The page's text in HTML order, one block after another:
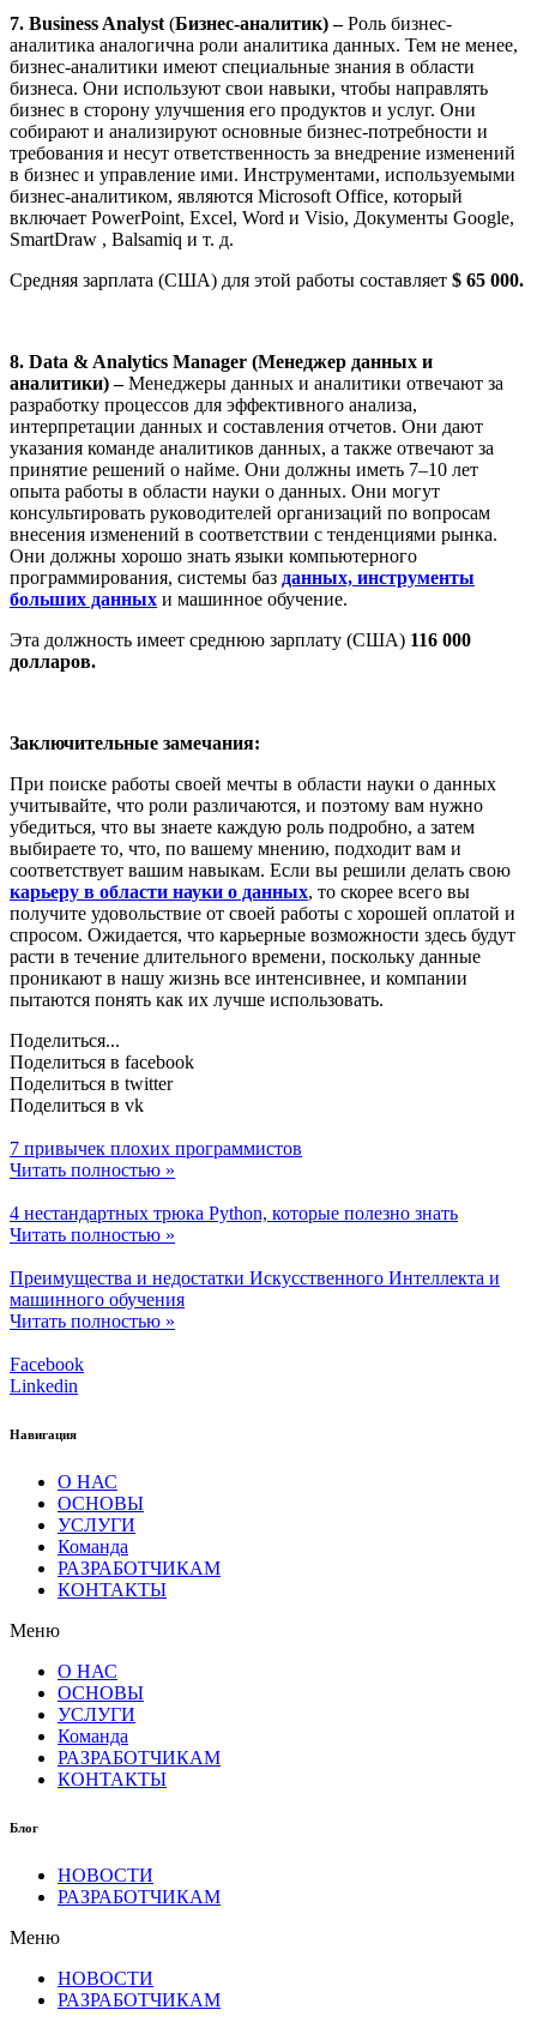
7. Business Analyst (Бизнес-аналитик) –Роль бизнес-
аналитика аналогична роли аналитика данных. Тем не менее,
бизнес-аналитики имеют специальные знания в области
бизнеса. Они используют свои навыки, чтобы направлять
бизнес в сторону улучшения его продуктов и услуг. Они
собирают и анализируют основные бизнес-потребности и
требования и несут ответственность за внедрение изменений
в бизнес и управление ими. Инструментами, используемыми
бизнес-аналитиком, являются Microsoft Office, который
включает PowerPoint, Excel, Word и Visio, Документы Google,
SmartDraw , Balsamiq и т. д.
Средняя зарплата (США) для этой работы составляет $ 65 000.
8. Data & Analytics Manager (Менеджер данных и
аналитики) –Менеджеры данных и аналитики отвечают за
разработку процессов для эффективного анализа,
интерпретации данных и составления отчетов. Они дают
указания команде аналитиков данных, а также отвечают за
принятие решений о найме. Они должны иметь 7–10 лет
опыта работы в области науки о данных. Они могут
консультировать руководителей организаций по вопросам
внесения изменений в соответствии с тенденциями рынка.
Они должны хорошо знать языки компьютерного
программирования, системы баз данных, инструменты
больших данных и машинное обучение.
Эта должность имеет среднюю зарплату (США) 116 000
долларов.
Заключительные замечания:
При поиске работы своей мечты в области науки о данных
учитывайте, что роли различаются, и поэтому вам нужно
убедиться, что вы знаете каждую роль подробно, а затем
выбираете то, что, по вашему мнению, подходит вам и
соответствует вашим навыкам. Если вы решили делать свою
карьеру в области науки о данных, то скорее всего вы
получите удовольствие от своей работы с хорошей оплатой и
спросом. Ожидается, что карьерные возможности здесь будут
расти в течение длительного времени, поскольку данные
проникают в нашу жизнь все интенсивнее, и компании
пытаются понять как их лучше использовать.
Поделиться...
Поделиться в facebook
Поделиться в twitter
Поделиться в vk
7 привычек плохих программистов
Читать полностью »
4 нестандартных трюка Python, которые полезно знать
Читать полностью »
Преимущества и недостатки Искусственного Интеллекта и
машинного обучения
Читать полностью »
Facebook
Linkedin
Навигация
О НАС
ОСНОВЫ
УСЛУГИ
Команда
РАЗРАБОТЧИКАМ
КОНТАКТЫ
Меню
О НАС
ОСНОВЫ
УСЛУГИ
Команда
РАЗРАБОТЧИКАМ
КОНТАКТЫ
Блог
НОВОСТИ
РАЗРАБОТЧИКАМ
Меню
НОВОСТИ
РАЗРАБОТЧИКАМ